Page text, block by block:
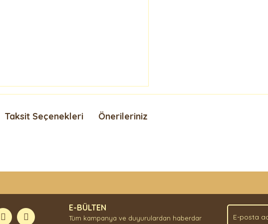
Taksit Seçenekleri Önerileriniz
E-BÜLTEN
Tüm kampanya ve duyurulardan haberdar